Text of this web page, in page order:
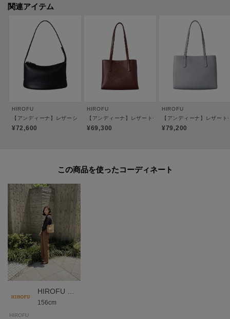
●裏地：ピッグスエード
【おすすめのご使用シーン】
お買い物やカフェなどのリラックスタイムの気軽なお出かけやちょっとした
ワンマイルのお出かけにおすすめ。
今すぐ持ち出したくなるようなサイズ感です。
＜CMH（クロモエイチ）＞
牛革、クロームなめし、小シボ型押し。
を美しく表現することも可能です。
着いた印象に。
小さなシボを型押し加工する事で革の表情も均一化され、上品で端正な印象
の素材に仕上げました。
【シリーズについて】
イタリア語で「さあ、行こう」という意味の「アンディーナ」は、気軽なお
出かけや散歩にぴったりなコンパクトで軽やかなバッグ。
全モデルには贅沢な二枚仕立てのボンディング構造を採用し、小さなバッグ
でも革の美しさや構造の魅力を引き立てます。
トップ部分はステッチを見せずに折り返し、革の豊かな質感を生かしていま
す。
関連アイテム
HIROFU
【アンディーナ】レザーショルダーバッグ S 本革（商品番号：P25－35541）
¥72,600
HIROFU
【アンディーナ】レザートートバッグ S 本革（商品番
¥69,300
HIROFU
【アンディーナ】レザー
¥79,200
この商品を使った
156cm
HIROFU